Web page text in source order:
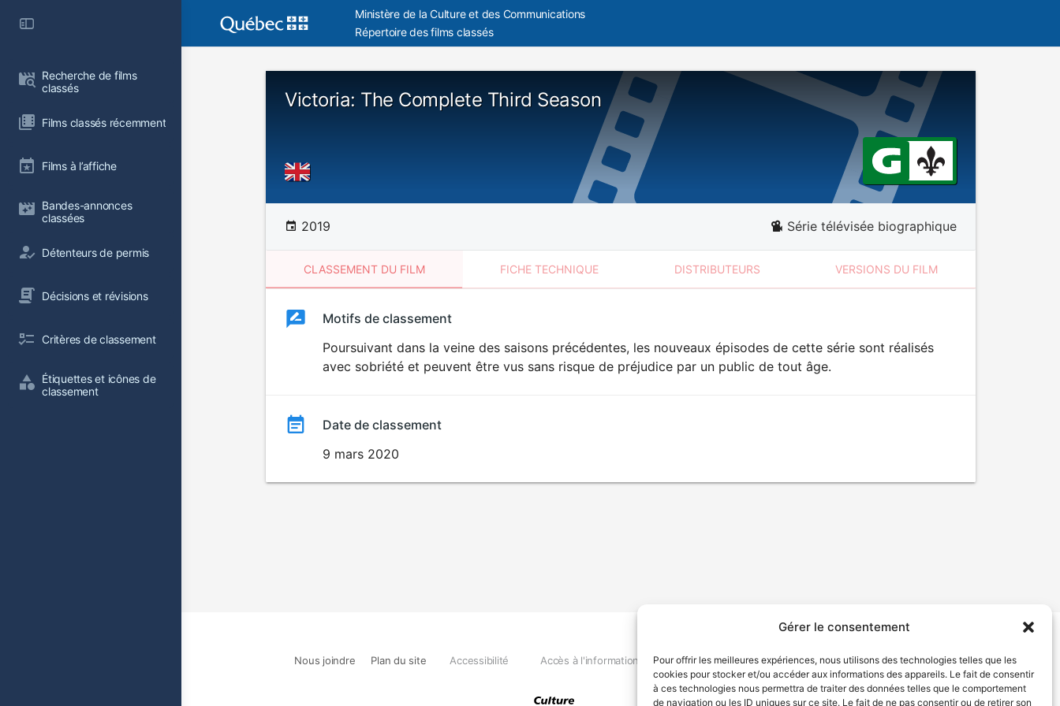
Gérer le consentement
Pour offrir les meilleures expériences, nous utilisons des technologies telles que les
cookies pour stocker et/ou accéder aux informations des appareils. Le fait de consentir
à ces technologies nous permettra de traiter des données telles que le comportement
de navigation ou les ID uniques sur ce site. Le fait de ne pas consentir ou de retirer son
Recherche de films
classés
Films classés récemment
Films à l’affiche
Bandes-annonces
classées
Détenteurs de permis
Décisions et révisions
Critères de classement
Étiquettes et icônes de
classement
Ministère de la Culture et des Communications
Répertoire des films classés
Victoria: The Complete Third Season
2019 Série télévisée biographique
CLASSEMENT DU FILM FICHE TECHNIQUE DISTRIBUTEURS VERSIONS DU FILM
ClassementClassement
Motifs de classement
Poursuivant dans la veine des saisons précédentes, les nouveaux épisodes de cette série sont réalisés
avec sobriété et peuvent être vus sans risque de préjudice par un public de tout âge.
Date de classement
9 mars 2020
Nous joindre Plan du site Accessibilité Accès à l'information Déclaration de services Politique de confidentialité